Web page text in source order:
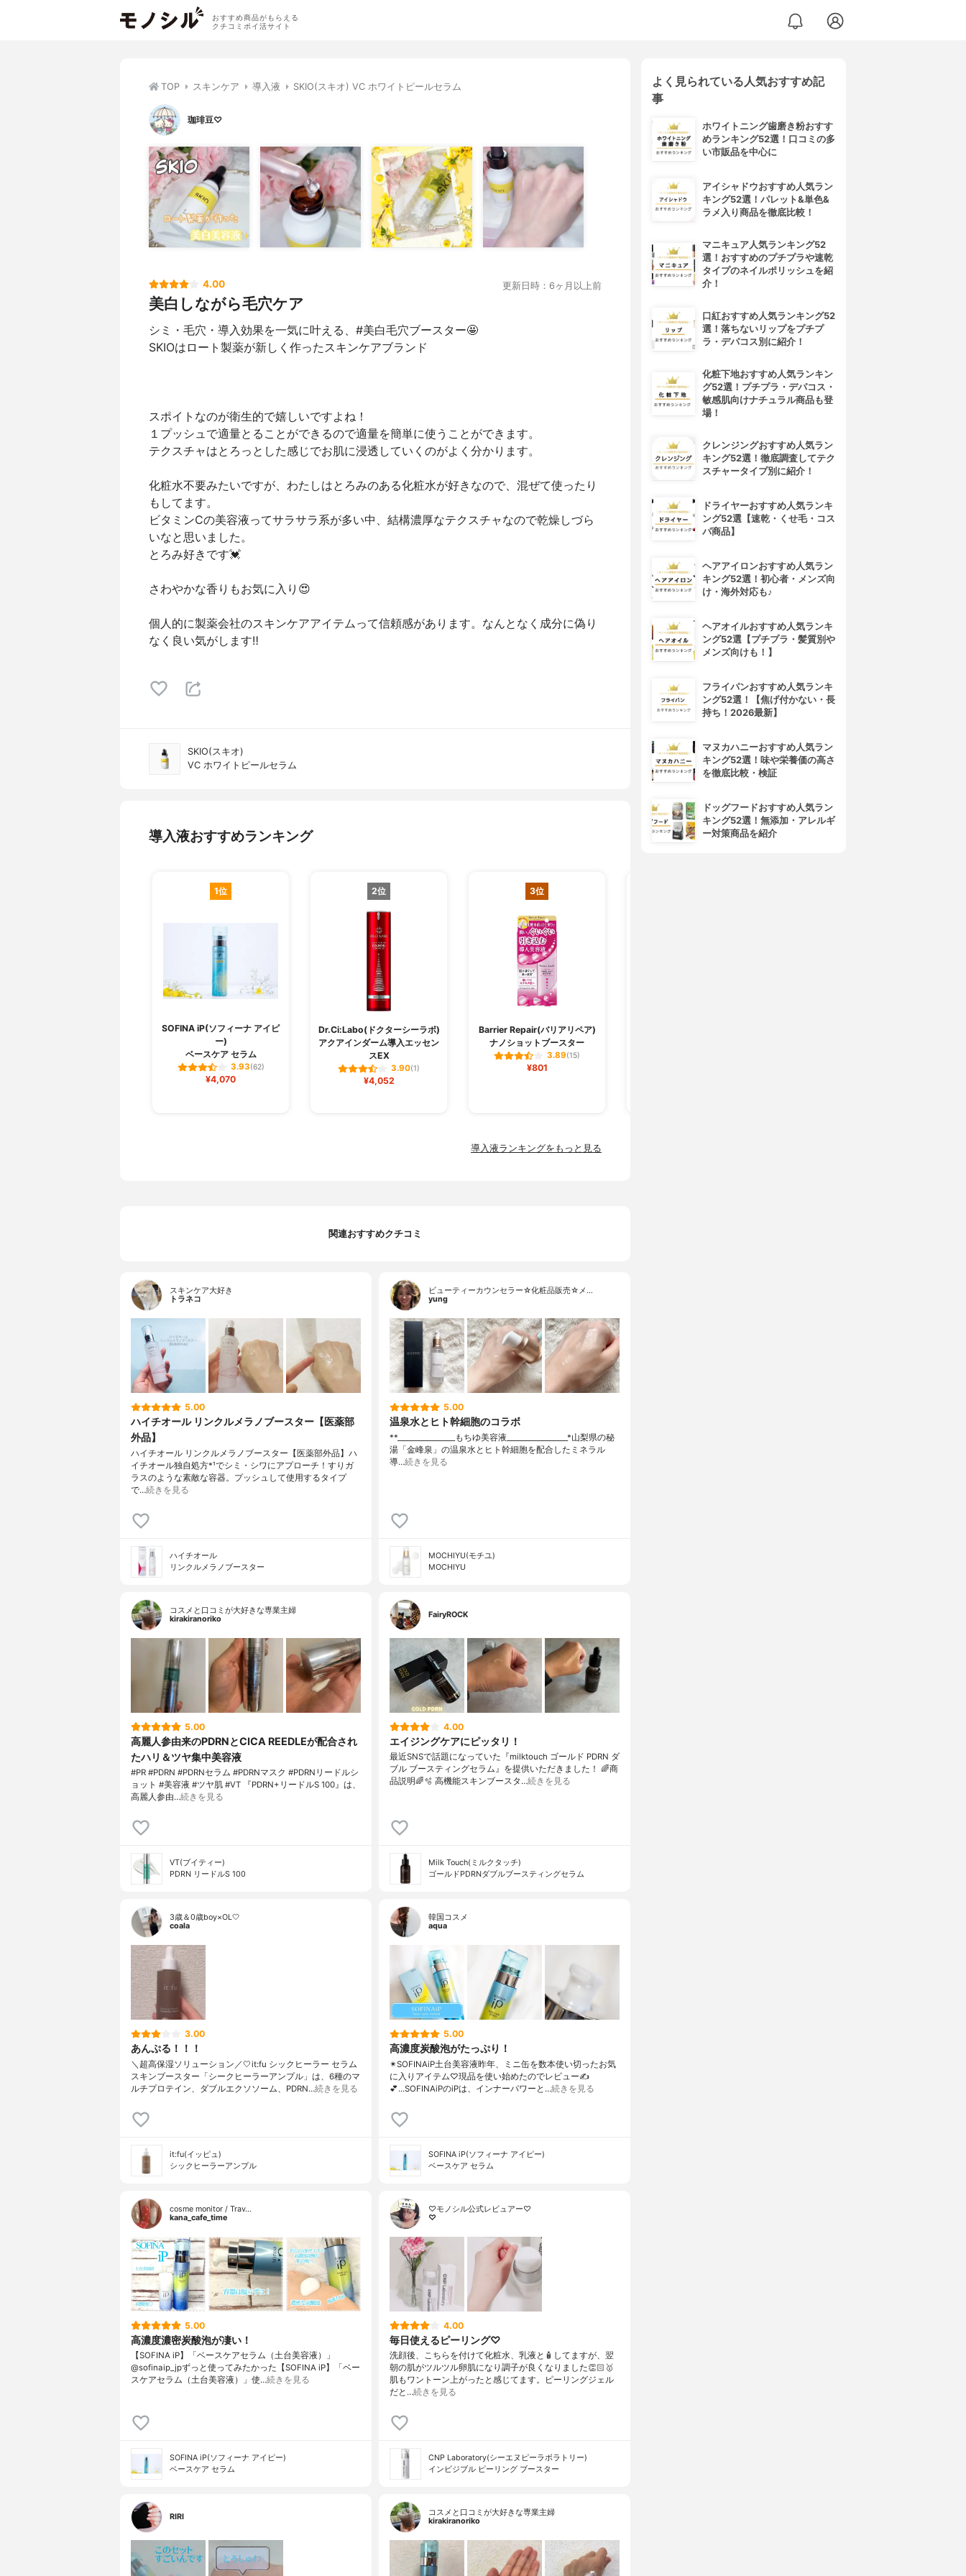
おすすめ商品がもらえる
クチコミポイ活サイト
TOP スキンケア 導入液 SKIO(スキオ) VC ホワイトピールセラム
珈琲豆♡
4.00 更新日時：6ヶ月以上前
美白しながら毛穴ケア
シミ・毛穴・導入効果を一気に叶える、#美白毛穴ブースター🤩
SKIOはロート製薬が新しく作ったスキンケアブランド
スポイトなのが衛生的で嬉しいですよね！
１プッシュで適量とることができるので適量を簡単に使うことができます。
テクスチャはとろっとした感じでお肌に浸透していくのがよく分かります。
化粧水不要みたいですが、わたしはとろみのある化粧水が好きなので、混ぜて使ったり
もしてます。
ビタミンCの美容液ってサラサラ系が多い中、結構濃厚なテクスチャなので乾燥しづら
いなと思いました。
とろみ好きです💓
さわやかな香りもお気に入り😍
個人的に製薬会社のスキンケアアイテムって信頼感があります。なんとなく成分に偽り
なく良い気がします‼️
SKIO(スキオ)
VC ホワイトピールセラム
導入液おすすめランキング
1位
SOFINA iP(ソフィーナ アイピ
ー)
ベースケア セラム
3.93(62)
¥4,070
2位
Dr.Ci:Labo(ドクターシーラボ)
アクアインダーム導入エッセン
スEX
3.90(1)
¥4,052
3位
Barrier Repair(バリアリペア)
ナノショットブースター
3.89(15)
¥801
導入液ランキングをもっと見る
関連おすすめクチコミ
スキンケア大好き
トラネコ
5.00
ハイチオール リンクルメラノブースター【医薬部
外品】
ハイチオール リンクルメラノブースター【医薬部外品】ハ
イチオール独自処方*¹でシミ・シワにアプローチ！すりガ
ラスのような素敵な容器。プッシュして使用するタイプ
で…続きを見る
ハイチオール
リンクルメラノブースター
ビューティーカウンセラー☆化粧品販売☆メ…
yung
5.00
温泉水とヒト幹細胞のコラボ
**⁡________________⁡もちゆ⁡美容液⁡_________________⁡⁡⁡*山梨県の秘
湯「金峰泉」の温泉水とヒト幹細胞を配合したミネラル
導…続きを見る
MOCHIYU(モチユ)
MOCHIYU
コスメと口コミが大好きな専業主婦
kirakiranoriko
5.00
高麗人参由来のPDRNとCICA REEDLEが配合され
たハリ＆ツヤ集中美容液
#PR #PDRN #PDRNセラム #PDRNマスク #PDRNリードルシ
ョット #美容液 #ツヤ肌 #VT 『PDRN+リードルS 100』は、
高麗人参由…続きを見る
VT(ブイティー)
PDRN リードルS 100
FairyROCK
4.00
エイジングケアにピッタリ！
最近SNSで話題になっていた『milktouch ゴールド PDRN ダ
ブル ブースティングセラム』を提供いただきました！ 🌈商
品説明🌈🫧 高機能スキンブースタ…続きを見る
Milk Touch(ミルクタッチ)
ゴールドPDRNダブルブースティングセラム
3歳＆0歳boy×OL🤍
coala
3.00
あんぷる！！！
＼超高保湿ソリューション／🤍it:fu シックヒーラー セラム
スキンブースター「シークヒーラーアンプル」は、6種のマ
ルチプロテイン、ダブルエクソソーム、PDRN…続きを見る
it:fu(イッピュ)
シックヒーラーアンプル
韓国コスメ
aqua
5.00
高濃度炭酸泡がたっぷり！
✴︎SOFINAiP土台美容液昨年、ミニ缶を数本使い切ったお気
に入りアイテム♡現品を使い始めたのでレビュー✍️
💕...SOFINAiPのiPは、インナーパワーと…続きを見る
SOFINA iP(ソフィーナ アイピー)
ベースケア セラム
cosme monitor / Trav…
kana_cafe_time
5.00
高濃度濃密炭酸泡が凄い！
【SOFINA iP】「ベースケアセラム（土台美容液）」
@sofinaip_jpずっと使ってみたかった【SOFINA iP】「ベー
スケアセラム（土台美容液）」使…続きを見る
SOFINA iP(ソフィーナ アイピー)
ベースケア セラム
♡モノシル公式レビュアー♡
♡
4.00
毎日使えるピーリング♡
洗顔後、こちらを付けて化粧水、乳液と🧴してますが、翌
朝の肌がツルツル卵肌になり調子が良くなりました👏🏻🥇
肌もワントーン上がったと感じてます。ピーリングジェル
だと…続きを見る
CNP Laboratory(シーエヌピーラボラトリー)
インビジブル ピーリング ブースター
RIRI
コスメと口コミが大好きな専業主婦
kirakiranoriko
よく見られている人気おすすめ記
事
ホワイトニング歯磨き粉おすす
めランキング52選！口コミの多
い市販品を中心に
アイシャドウおすすめ人気ラン
キング52選！パレット&単色&
ラメ入り商品を徹底比較！
マニキュア人気ランキング52
選！おすすめのプチプラや速乾
タイプのネイルポリッシュを紹
介！
口紅おすすめ人気ランキング52
選！落ちないリップをプチプ
ラ・デパコス別に紹介！
化粧下地おすすめ人気ランキン
グ52選！プチプラ・デパコス・
敏感肌向けナチュラル商品も登
場！
クレンジングおすすめ人気ラン
キング52選！徹底調査してテク
スチャータイプ別に紹介！
ドライヤーおすすめ人気ランキ
ング52選【速乾・くせ毛・コス
パ商品】
ヘアアイロンおすすめ人気ラン
キング52選！初心者・メンズ向
け・海外対応も♪
ヘアオイルおすすめ人気ランキ
ング52選【プチプラ・髪質別や
メンズ向けも！】
フライパンおすすめ人気ランキ
ング52選！【焦げ付かない・長
持ち！2026最新】
マヌカハニーおすすめ人気ラン
キング52選！味や栄養価の高さ
を徹底比較・検証
ドッグフードおすすめ人気ラン
キング52選！無添加・アレルギ
ー対策商品を紹介